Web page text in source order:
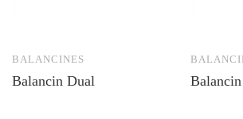
BALANCINES
Balancin Dual